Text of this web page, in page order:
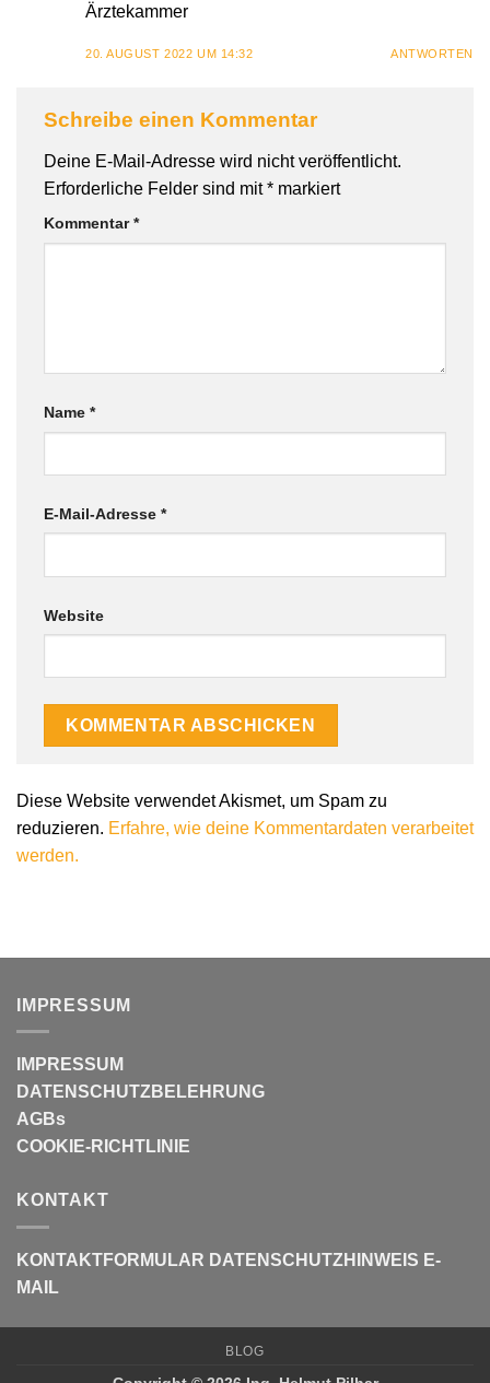
Ärztekammer
20. AUGUST 2022 UM 14:32 ANTWORTEN
Schreibe einen Kommentar
Deine E-Mail-Adresse wird nicht veröffentlicht.
Erforderliche Felder sind mit* markiert
Kommentar*
Name *
E-Mail-Adresse *
Website
Diese Website verwendet Akismet, um Spam zu
reduzieren. Erfahre, wie deine Kommentardaten verarbeitet
werden.
IMPRESSUM
IMPRESSUM
DATENSCHUTZBELEHRUNG
AGBs
COOKIE-RICHTLINIE
KONTAKT
KONTAKTFORMULAR DATENSCHUTZHINWEIS E-
MAIL
BLOG